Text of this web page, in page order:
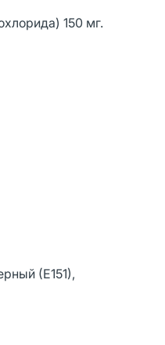
150 мг.
(Е151),